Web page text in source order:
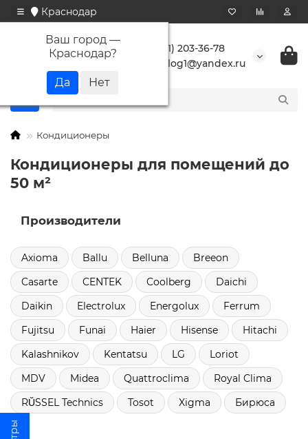
Краснодар
Ваш город —
Краснодар?
+7 (861) 203-36-78
buranlog1@yandex.ru
Кондиционеры
Кондиционеры для помещений до
50 м²
Производители
Axioma Ballu Belluna
Breeon
Casarte
CENTEK Coolberg
Daichi
Daikin
Electrolux Energolux
Ferrum
Fujitsu
Funai Haier Hisense
Hitachi
Kalashnikov
Kentatsu LG
Loriot
MDV
Midea Quattroclima
Royal Clima
RŬSSEL Technics
Tosot Xigma Бирюса